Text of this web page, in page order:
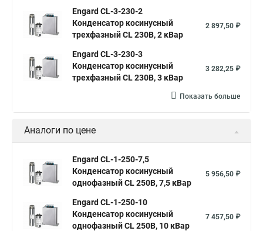
Engard CL-3-230-2
Конденсатор косинусный
трехфазный CL 230В, 2 кВар
2 897,50 ₽
Engard CL-3-230-3
Конденсатор косинусный
трехфазный CL 230В, 3 кВар
3 282,25 ₽
Показать больше
Аналоги по цене
Engard CL-1-250-7,5
Конденсатор косинусный
однофазный CL 250В, 7,5 кВар
5 956,50 ₽
Engard CL-1-250-10
Конденсатор косинусный
однофазный CL 250В, 10 кВар
7 457,50 ₽